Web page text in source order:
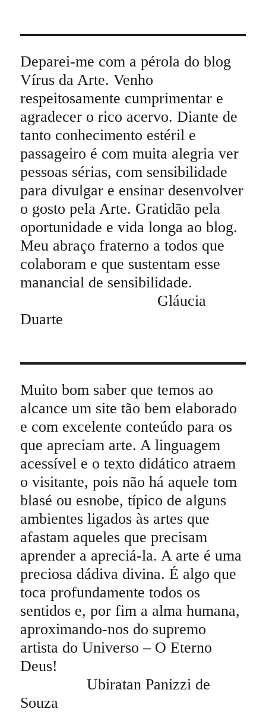
Deparei-me com a pérola do blog
Vírus da Arte. Venho
respeitosamente cumprimentar e
agradecer o rico acervo. Diante de
tanto conhecimento estéril e
passageiro é com muita alegria ver
pessoas sérias, com sensibilidade
para divulgar e ensinar desenvolver
o gosto pela Arte. Gratidão pela
oportunidade e vida longa ao blog.
Meu abraço fraterno a todos que
colaboram e que sustentam esse
manancial de sensibilidade.
Gláucia
Duarte
Muito bom saber que temos ao
alcance um site tão bem elaborado
e com excelente conteúdo para os
que apreciam arte. A linguagem
acessível e o texto didático atraem
o visitante, pois não há aquele tom
blasé ou esnobe, típico de alguns
ambientes ligados às artes que
afastam aqueles que precisam
aprender a apreciá-la. A arte é uma
preciosa dádiva divina. É algo que
toca profundamente todos os
sentidos e, por fim a alma humana,
aproximando-nos do supremo
artista do Universo – O Eterno
Deus!
Ubiratan Panizzi de
Souza